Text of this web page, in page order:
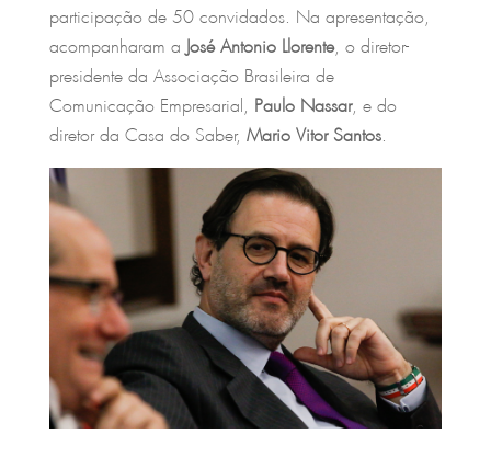
participação de 50 convidados. Na apresentação,
acompanharam a José Antonio Llorente, o diretor-
presidente da Associação Brasileira de
Comunicação Empresarial, Paulo Nassar, e do
diretor da Casa do Saber, Mario Vitor Santos.